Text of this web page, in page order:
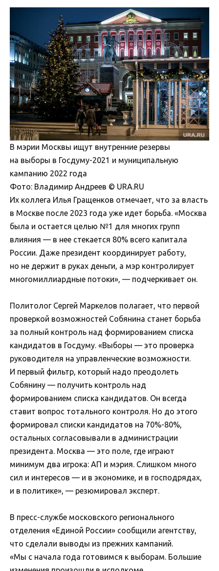
В мэрии Москвы ищут внутренние резервы
на выборы в Госдуму-2021 и муниципальную
кампанию 2022 года
Фото: Владимир Андреев © URA.RU
Их коллега Илья Гращенков отмечает, что за власть
в Москве после 2023 года уже идет борьба. «Москва
была и остается целью №1 для многих групп
влияния — в нее стекается 80% всего капитала
России. Даже президент координирует работу,
но не держит в руках деньги, а мэр контролирует
многомиллиардные потоки», — подчеркивает он.
Политолог Сергей Маркелов полагает, что первой
проверкой возможностей Собянина станет борьба
за полный контроль над формированием списка
кандидатов в Госдуму. «Выборы — это проверка
руководителя на управленческие возможности.
И первый фильтр, который надо преодолеть
Собянину — получить контроль над
формированием списка кандидатов. Он всегда
ставит вопрос тотального контроля. Но до этого
формировал списки кандидатов на 70%-80%,
остальных согласовывали в администрации
президента. Москва — это поле, где играют
минимум два игрока: АП и мэрия. Слишком много
сил и интересов — и в экономике, и в господрядах,
и в политике», — резюмировал эксперт.
В пресс-службе московского регионального
отделения «Единой России» сообщили агентству,
что сделали выводы из прежних кампаний.
«Мы с начала года готовимся к выборам. Большие